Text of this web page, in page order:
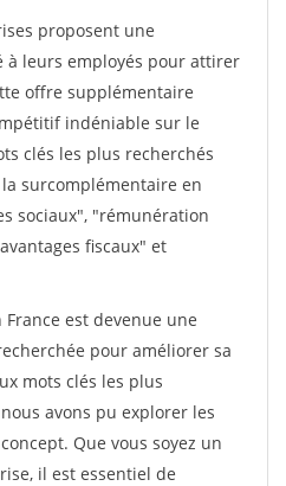
proposent une
à leurs employés pour attirer
offre supplémentaire
indéniable sur le
clés les plus recherchés
surcomplémentaire en
sociaux", "rémunération
fiscaux" et
est devenue une
pour améliorer sa
mots clés les plus
avons pu explorer les
Que vous soyez un
il est essentiel de